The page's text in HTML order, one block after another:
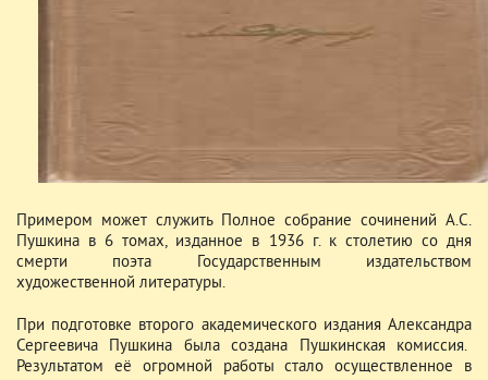
Примером может служить Полное собрание сочинений А.С.
Пушкина в 6 томах, изданное в 1936 г. к столетию со дня
смерти поэта Государственным издательством
художественной литературы.
При подготовке второго академического издания Александра
Сергеевича Пушкина была создана Пушкинская комиссия.
Результатом её огромной работы стало осуществленное в